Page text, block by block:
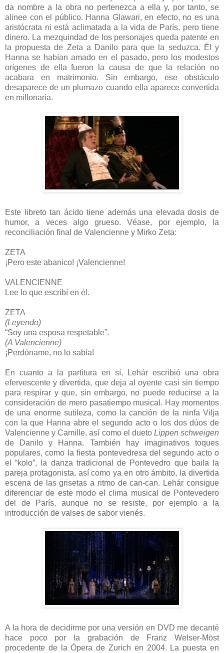
da nombre a la obra no pertenezca a ella y, por tanto, se
alinee con el público. Hanna Glawari, en efecto, no es una
aristócrata ni está aclimatada a la vida de París, pero tiene
dinero. La mezquindad de los personajes queda patente en
la propuesta de Zeta a Danilo para que la seduzca. Él y
Hanna se habían amado en el pasado, pero los modestos
orígenes de ella fueron la causa de que la relación no
acabara en matrimonio. Sin embargo, ese obstáculo
desaparece de un plumazo cuando ella aparece convertida
en millonaria.
Este libreto tan ácido tiene además una elevada dosis de
humor, a veces algo grueso. Véase, por ejemplo, la
reconciliación final de Valencienne y Mirko Zeta:
ZETA
¡Pero este abanico! ¡Valencienne!
VALENCIENNE
Lee lo que escribí en él.
ZETA
(Leyendo)
“Soy una esposa respetable”.
(A Valencienne)
¡Perdóname, no lo sabía!
En cuanto a la partitura en sí, Lehár escribió una obra
efervescente y divertida, que deja al oyente casi sin tiempo
para respirar y que, sin embargo, no puede reducirse a la
consideración de mero pasatiempo musical. Hay momentos
de una enorme sutileza, como la canción de la ninfa Vilja
con la que Hanna abre el segundo acto o los dos dúos de
Valencienne y Camille, así como el dueto Lippen schweigen
de Danilo y Hanna. También hay imaginativos toques
populares, como la fiesta pontevedresa del segundo acto o
el “kolo”, la danza tradicional de Pontevedro que baila la
pareja protagonista, así como ya en otro ámbito, la divertida
escena de las grisetas a ritmo de can-can. Lehár consigue
diferenciar de este modo el clima musical de Pontevedero
del de París, aunque no se resiste, por ejemplo a la
introducción de valses de sabor vienés.
A la hora de decidirme por una versión en DVD me decanté
hace poco por la grabación de Franz Welser-Möst
procedente de la Ópera de Zurich en 2004. La puesta en